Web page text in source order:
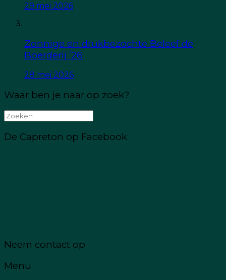
29 mei 2026
Zonnige en drukbezochte Beleef de
Boerderij ’26
28 mei 2026
Waar ben je naar op zoek?
Zoeken
naar:
De Capreton op Facebook
Neem contact op
Menu